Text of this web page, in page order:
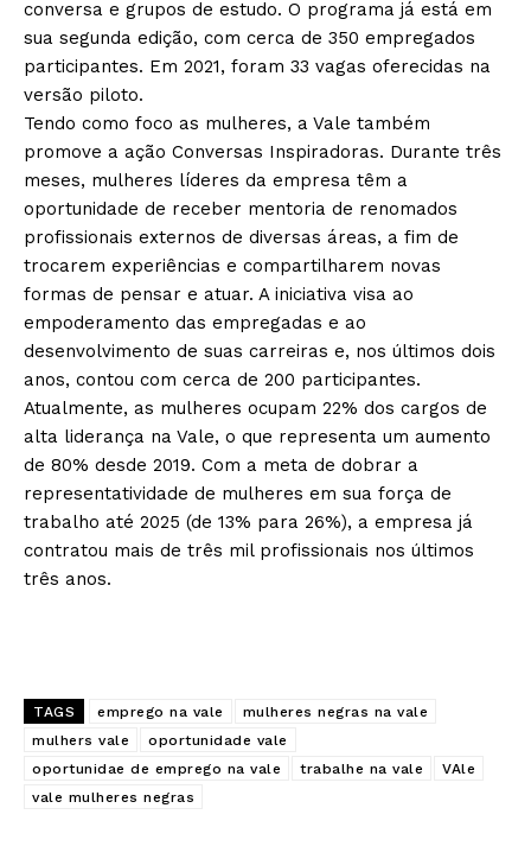
conversa e grupos de estudo. O programa já está em
sua segunda edição, com cerca de 350 empregados
participantes. Em 2021, foram 33 vagas oferecidas na
versão piloto.
Tendo como foco as mulheres, a Vale também
promove a ação Conversas Inspiradoras. Durante três
meses, mulheres líderes da empresa têm a
oportunidade de receber mentoria de renomados
profissionais externos de diversas áreas, a fim de
trocarem experiências e compartilharem novas
formas de pensar e atuar. A iniciativa visa ao
empoderamento das empregadas e ao
desenvolvimento de suas carreiras e, nos últimos dois
anos, contou com cerca de 200 participantes.
Atualmente, as mulheres ocupam 22% dos cargos de
alta liderança na Vale, o que representa um aumento
de 80% desde 2019. Com a meta de dobrar a
representatividade de mulheres em sua força de
trabalho até 2025 (de 13% para 26%), a empresa já
contratou mais de três mil profissionais nos últimos
três anos.
TAGS emprego na vale
mulheres negras na vale
mulhers vale
oportunidade vale
oportunidae de emprego na vale
trabalhe na vale
VAle
vale mulheres negras